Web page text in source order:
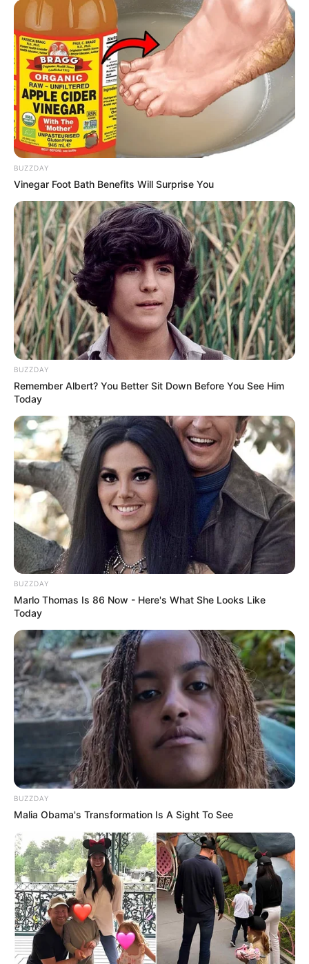
BUZZDAY
Vinegar Foot Bath Benefits Will Surprise You
BUZZDAY
Remember Albert? You Better Sit Down Before You See Him
Today
BUZZDAY
Marlo Thomas Is 86 Now - Here's What She Looks Like
Today
BUZZDAY
Malia Obama's Transformation Is A Sight To See